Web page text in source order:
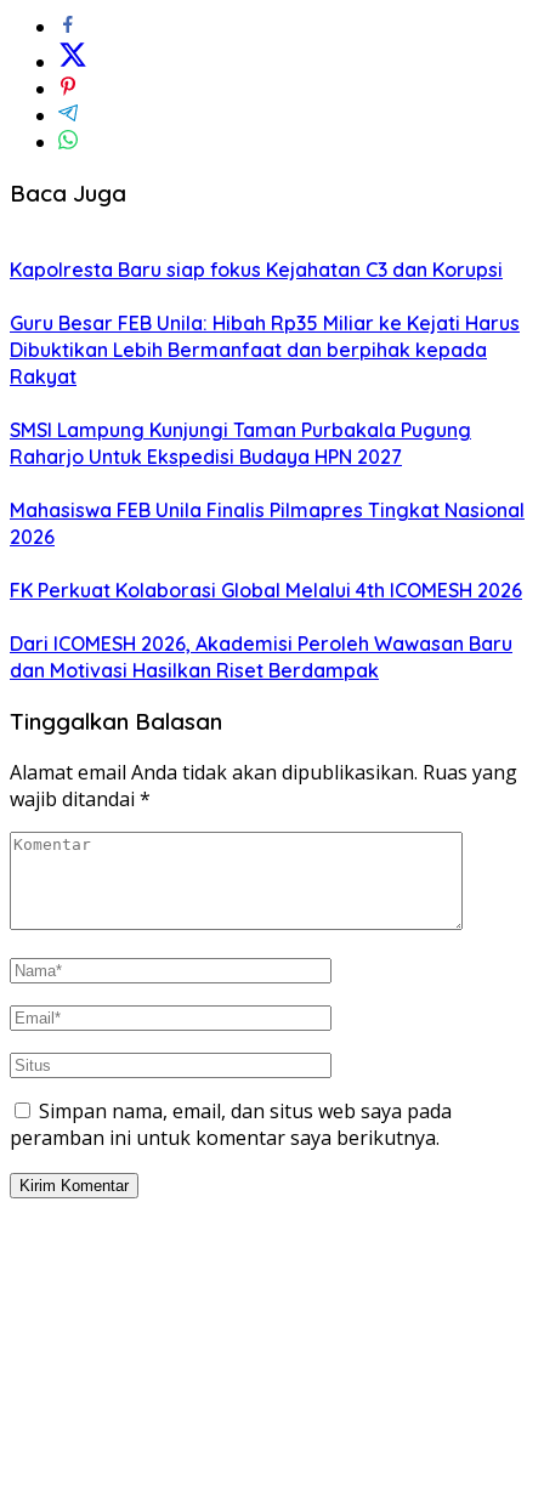
Baca Juga
Kapolresta Baru siap fokus Kejahatan C3 dan Korupsi
Guru Besar FEB Unila: Hibah Rp35 Miliar ke Kejati Harus
Dibuktikan Lebih Bermanfaat dan berpihak kepada
Rakyat
SMSI Lampung Kunjungi Taman Purbakala Pugung
Raharjo Untuk Ekspedisi Budaya HPN 2027
Mahasiswa FEB Unila Finalis Pilmapres Tingkat Nasional
2026
FK Perkuat Kolaborasi Global Melalui 4th ICOMESH 2026
Dari ICOMESH 2026, Akademisi Peroleh Wawasan Baru
dan Motivasi Hasilkan Riset Berdampak
Tinggalkan Balasan
Alamat email Anda tidak akan dipublikasikan. Ruas yang
wajib ditandai *
Simpan nama, email, dan situs web saya pada
peramban ini untuk komentar saya berikutnya.